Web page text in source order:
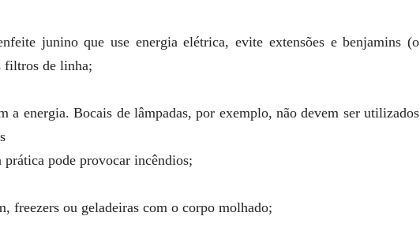
junino que use energia elétrica, evite extensões e benjamins (o
filtros de linha;
a energia. Bocais de lâmpadas, por exemplo, não devem ser utilizados
pode provocar incêndios;
freezers ou geladeiras com o corpo molhado;